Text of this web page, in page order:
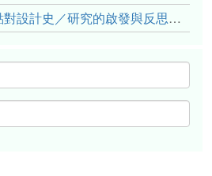
看見社會： STS 觀點對設計史／研究的啟發與反思（上）